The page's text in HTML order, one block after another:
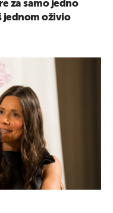
za samo jedno
jednom oživio